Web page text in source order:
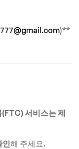
)**
(FTC) 서비스는 제
해 주세요.